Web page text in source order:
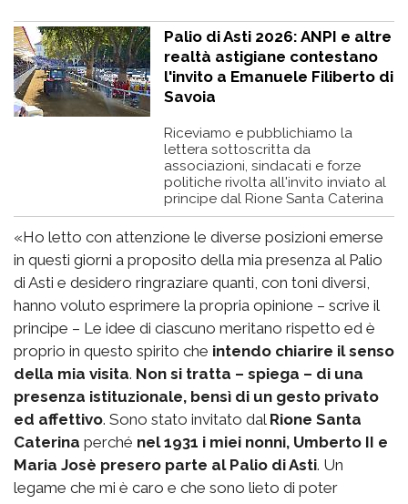
Palio di Asti 2026: ANPI e altre
realtà astigiane contestano
l'invito a Emanuele Filiberto di
Savoia
Riceviamo e pubblichiamo la
lettera sottoscritta da
associazioni, sindacati e forze
politiche rivolta all'invito inviato al
principe dal Rione Santa Caterina
«Ho letto con attenzione le diverse posizioni emerse
in questi giorni a proposito della mia presenza al Palio
di Asti e desidero ringraziare quanti, con toni diversi,
hanno voluto esprimere la propria opinione – scrive il
principe – Le idee di ciascuno meritano rispetto ed è
proprio in questo spirito che intendo chiarire il senso
della mia visita. Non si tratta – spiega – di una
presenza istituzionale, bensì di un gesto privato
ed affettivo. Sono stato invitato dal Rione Santa
Caterina perché nel 1931 i miei nonni, Umberto II e
Maria Josè presero parte al Palio di Asti. Un
legame che mi è caro e che sono lieto di poter